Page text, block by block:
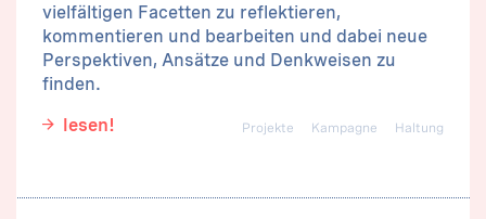
vielfältigen Facetten zu reflektieren,
kommentieren und bearbeiten und dabei neue
Perspektiven, Ansätze und Denkweisen zu
finden.
lesen!
Haltung
Kampagne
Projekte